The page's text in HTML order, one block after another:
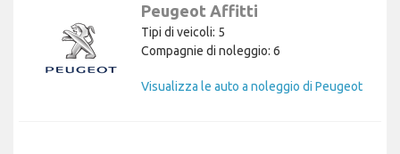
Peugeot Affitti
Tipi di veicoli: 5
Compagnie di noleggio: 6
Visualizza le auto a noleggio di Peugeot